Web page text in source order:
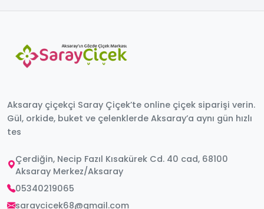
Aksaray çiçekçi Saray Çiçek’te online çiçek siparişi verin.
Gül, orkide, buket ve çelenklerde Aksaray’a aynı gün hızlı
tes
Çerdiğin, Necip Fazıl Kısakürek Cd. 40 cad, 68100
Aksaray Merkez/Aksaray
05340219065
saraycicek68@gmail.com